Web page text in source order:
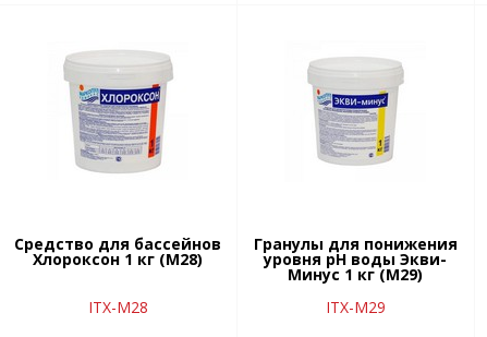
Средство для бассейнов
Хлороксон 1 кг (М28)
ITX-М28
Гранулы для понижения
уровня рН воды Экви-
Минус 1 кг (М29)
ITX-М29